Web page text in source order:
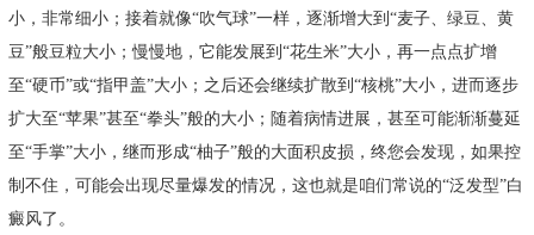
小，非常细小；接着就像“吹气球”一样，逐渐增大到“麦子、绿豆、黄
豆”般豆粒大小；慢慢地，它能发展到“花生米”大小，再一点点扩增
至“硬币”或“指甲盖”大小；之后还会继续扩散到“核桃”大小，进而逐步
扩大至“苹果”甚至“拳头”般的大小；随着病情进展，甚至可能渐渐蔓延
至“手掌”大小，继而形成“柚子”般的大面积皮损，终您会发现，如果控
制不住，可能会出现尽量爆发的情况，这也就是咱们常说的“泛发型”白
癜风了。